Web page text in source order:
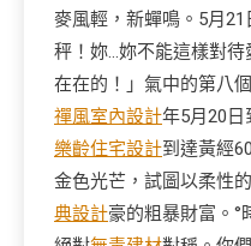
麥風輕，新蟬鳴。5月
秤！妳…妳不能這樣對
在在的！」氣中的第八
禪風室內設計年5月20日
樂齡住宅設計到達黃經
金色光芒，試圖以柔性
典設計豪的粗暴財富。°